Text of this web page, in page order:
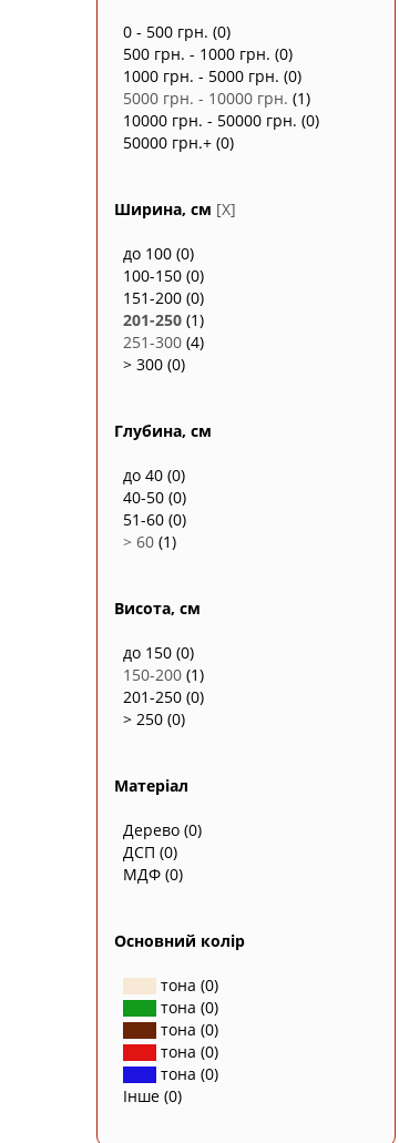
0 - 500 грн. (0)
500 грн. - 1000 грн. (0)
1000 грн. - 5000 грн. (0)
5000 грн. - 10000 грн. (1)
10000 грн. - 50000 грн. (0)
50000 грн.+ (0)
Ширина, см [X]
до 100 (0)
100-150 (0)
151-200 (0)
201-250 (1)
251-300 (4)
> 300 (0)
Глубина, см
до 40 (0)
40-50 (0)
51-60 (0)
> 60 (1)
Висота, см
до 150 (0)
150-200 (1)
201-250 (0)
> 250 (0)
Матеріал
Дерево (0)
ДСП (0)
МДФ (0)
Основний колір
тона (0)
тона (0)
тона (0)
тона (0)
тона (0)
Інше (0)